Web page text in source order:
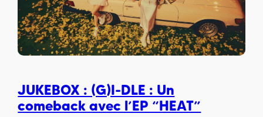
JUKEBOX : (G)I-DLE : Un
comeback avec l’EP “HEAT”